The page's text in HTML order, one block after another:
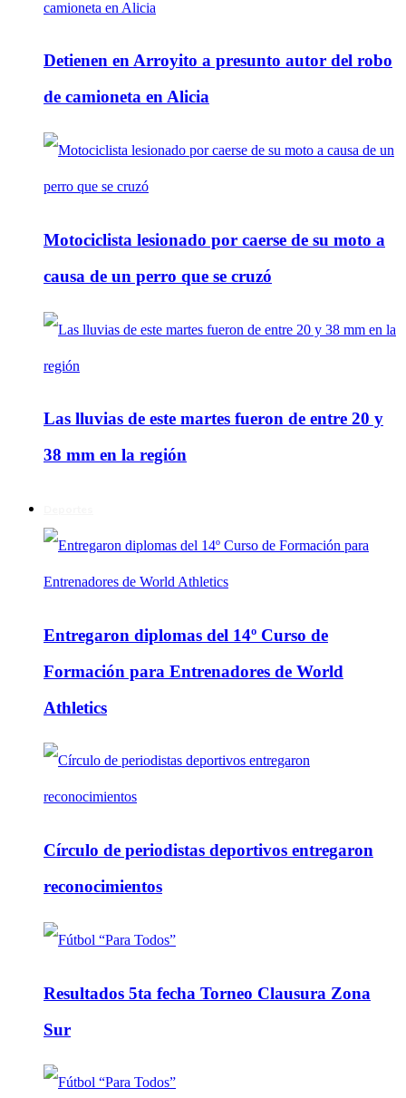
Detienen en Arroyito a presunto autor del robo
de camioneta en Alicia
Motociclista lesionado por caerse de su moto a
causa de un perro que se cruzó
Las lluvias de este martes fueron de entre 20 y
38 mm en la región
Entregaron diplomas del 14º Curso de
Formación para Entrenadores de World
Athletics
Círculo de periodistas deportivos entregaron
reconocimientos
Resultados 5ta fecha Torneo Clausura Zona
Sur